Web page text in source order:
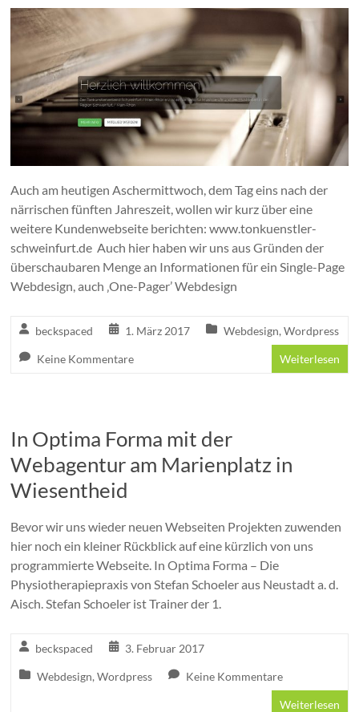
Auch am heutigen Aschermittwoch, dem Tag eins nach der
närrischen fünften Jahreszeit, wollen wir kurz über eine
weitere Kundenwebseite berichten: www.tonkuenstler-
schweinfurt.de Auch hier haben wir uns aus Gründen der
überschaubaren Menge an Informationen für ein Single-Page
Webdesign, auch ‚One-Pager’ Webdesign
beckspaced 1. März 2017 Webdesign,Wordpress
Keine Kommentare Weiterlesen
In Optima Forma mit der
Webagentur am Marienplatz in
Wiesentheid
Bevor wir uns wieder neuen Webseiten Projekten zuwenden
hier noch ein kleiner Rückblick auf eine kürzlich von uns
programmierte Webseite. In Optima Forma – Die
Physiotherapiepraxis von Stefan Schoeler aus Neustadt a. d.
Aisch. Stefan Schoeler ist Trainer der 1.
beckspaced 3. Februar 2017
Webdesign,Wordpress Keine Kommentare
Weiterlesen